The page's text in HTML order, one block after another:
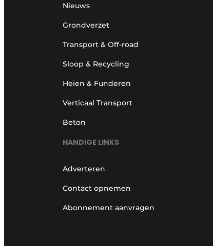
Nieuws
Grondverzet
Transport & Off-road
Sloop & Recycling
Heien & Funderen
Verticaal Transport
Beton
HANDIGE LINKS
Adverteren
Contact opnemen
Abonnement aanvragen